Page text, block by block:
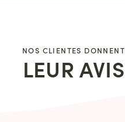
NOS CLIENTES DONNENT
LEUR AVIS